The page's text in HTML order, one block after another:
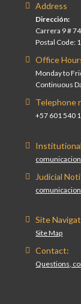
Address
Dirección:
Carrera 9 #
Postal Code:
Office
Monday to
Continuous
Telephone
+57 601 540
Judicial
Site
Site Map
Contact:
Questions,